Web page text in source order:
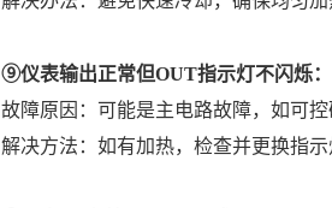
⑨仪表输出正常但OUT指示灯不闪烁：
故障原因：可能是主电路故障，如可
解决方法：如有加热，检查并更换指